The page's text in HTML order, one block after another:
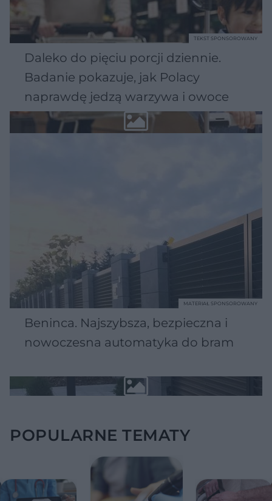
Daleko do pięciu porcji dziennie.
Badanie pokazuje, jak Polacy
naprawdę jedzą warzywa i owoce
TEKST SPONSOROWANY
Beninca. Najszybsza, bezpieczna i
nowoczesna automatyka do bram
MATERIAŁ SPONSOROWANY
POPULARNE TEMATY